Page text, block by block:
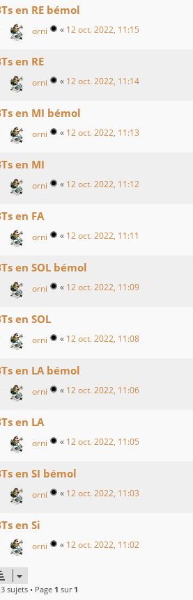
en RE bémol
orni « 12 oct. 2022, 11:15
en RE
orni « 12 oct. 2022, 11:14
en MI bémol
orni « 12 oct. 2022, 11:13
en MI
orni « 12 oct. 2022, 11:12
en FA
orni « 12 oct. 2022, 11:11
en SOL bémol
orni « 12 oct. 2022, 11:09
en SOL
orni « 12 oct. 2022, 11:08
en LA bémol
orni « 12 oct. 2022, 11:06
en LA
orni « 12 oct. 2022, 11:05
en SI bémol
orni « 12 oct. 2022, 11:03
en Si
orni « 12 oct. 2022, 11:02
sujets • Page 1 sur 1